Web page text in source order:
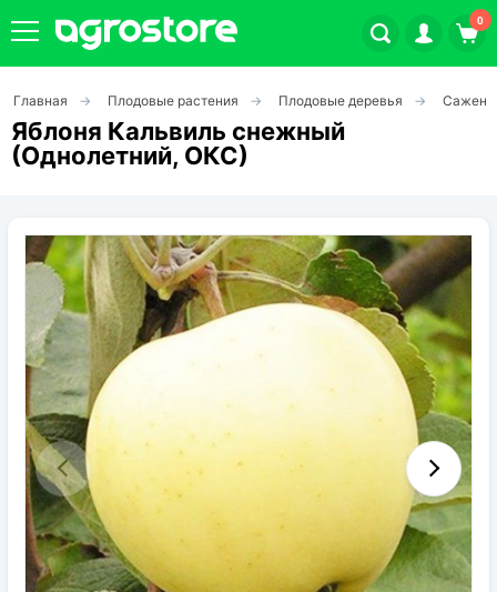
0
Плодовые кустарники
Плодовые растения
Декоративные растения
Цветы
Травы
Овощи (на посадку)
Штамбовые ягодные кусты
Семена
Главная Плодовые растения Плодовые деревья
Яблоня Кальвиль снежный
(Однолетний, ОКС)